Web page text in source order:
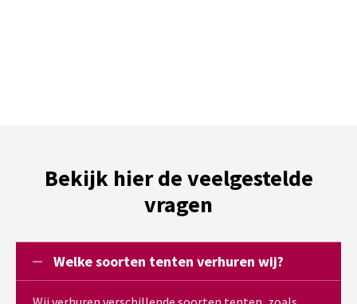
Bekijk hier de veelgestelde
vragen
Welke soorten tenten verhuren wij?